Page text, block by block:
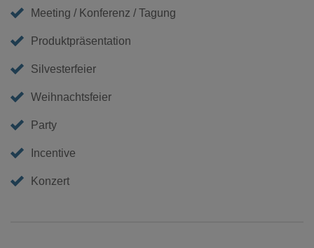
Meeting / Konferenz / Tagung
Produktpräsentation
Silvesterfeier
Weihnachtsfeier
Party
Incentive
Konzert